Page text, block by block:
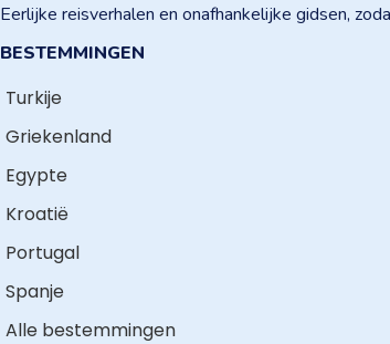
Eerlijke reisverhalen en onafhankelijke gidsen,
BESTEMMINGEN
Turkije
Griekenland
Egypte
Kroatië
Portugal
Spanje
Alle bestemmingen